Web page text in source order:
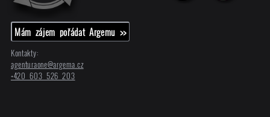
Mám zájem pořádat Argemu >>
Kontakty:
agenturaone@argema.cz
+420 603 526 203